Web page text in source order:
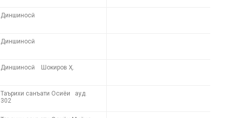
Диншиносӣ
Диншиносӣ
Диншиносӣ Шокиров Ҳ.
Таърихи санъати Осиёи ауд.
302